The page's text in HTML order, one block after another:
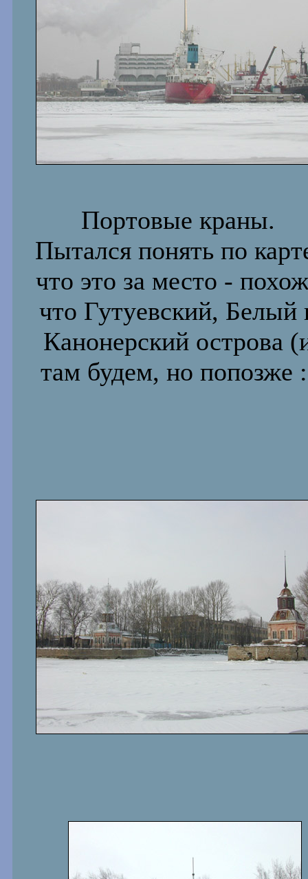
Портовые краны.
Пытался понять по
что это за место -
что Гутуевский, Белый
Канонерский острова
там будем, но попозже